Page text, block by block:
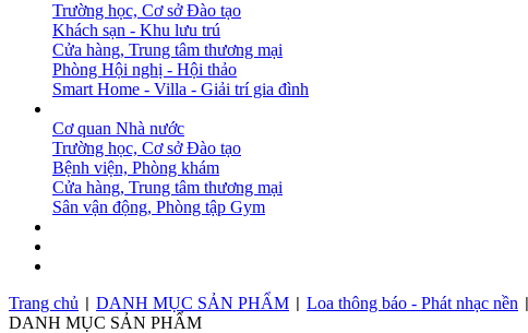
Trường học, Cơ sở Đào tạo
Khách sạn - Khu lưu trú
Cửa hàng, Trung tâm thương mại
Phòng Hội nghị - Hội thảo
Smart Home - Villa - Giải trí gia đình
Cơ quan Nhà nước
Trường học, Cơ sở Đào tạo
Bệnh viện, Phòng khám
Cửa hàng, Trung tâm thương mại
Sân vận động, Phòng tập Gym
Trang chủ
DANH MỤC SẢN PHẨM Loa thông báo - Phát nhạc nền
DANH MỤC SẢN PHẨM